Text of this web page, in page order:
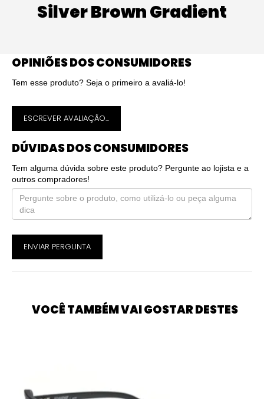
Silver Brown Gradient
OPINIÕES DOS CONSUMIDORES
Tem esse produto? Seja o primeiro a avaliá-lo!
ESCREVER AVALIAÇÃO...
DÚVIDAS DOS CONSUMIDORES
Tem alguma dúvida sobre este produto? Pergunte ao lojista e a
outros compradores!
ENVIAR PERGUNTA
VOCÊ TAMBÉM VAI GOSTAR DESTES